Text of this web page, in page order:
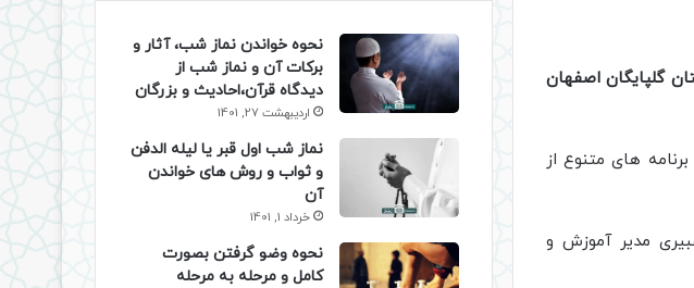
گلپایگان اصفهان
های متنوع از
مدیر آموزش و
نحوه خواندن نماز شب، آثار و
برکات آن و نماز شب از
دیدگاه قرآن،احادیث و بزرگان
اردیبهشت 27, 1401
نماز شب اول قبر یا لیله الدفن
و ثواب و روش های خواندن
آن
خرداد 1, 1401
نحوه وضو گرفتن بصورت
کامل و مرحله به مرحله